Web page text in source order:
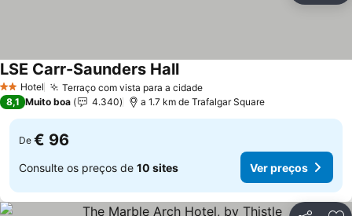
2 Estrelas
Hotel Terraço com vista para a cidade
LSE Carr-Saunders Hall
8,1 Muito boa 4.340 a 1.7 km de Trafalgar Square
De € 96
Consulte os preços de 10 sites Ver preços